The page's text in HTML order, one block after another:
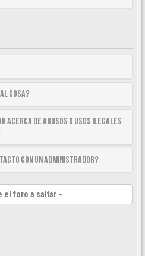
cosa?
acerca de abusos o usos ilegales
con un Administrador?
el foro a saltar